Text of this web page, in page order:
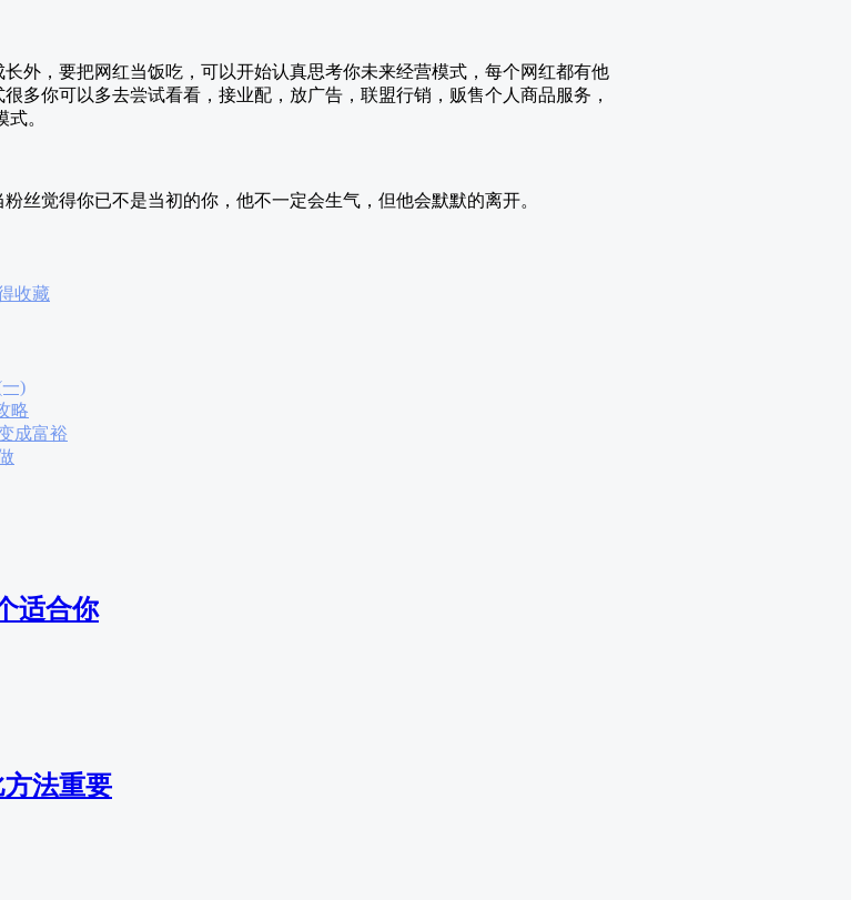
外，要把网红当饭吃，可以开始认真思考你未来经营模式，每个网红都有他
多你可以多去尝试看看，接业配，放广告，联盟行销，贩售个人商品服务，
。
丝觉得你已不是当初的你，他不一定会生气，但他会默默的离开。
收藏
)
略
成富裕
适合你
法重要